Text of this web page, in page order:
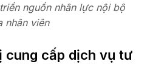
nguồn nhân lực nội bộ
nhân viên
cung cấp dịch vụ tư